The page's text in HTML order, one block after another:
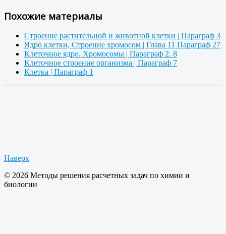
Похожие материалы
Строение растительной и животной клетки | Параграф 3
Ядро клетки, Строение хромосом | Глава 11 Параграф 27
Клеточное ядро. Хромосомы | Параграф 2. 8
Клеточное строение организма | Параграф 7
Клетка | Параграф 1
Наверх
© 2026 Методы решения расчетных задач по химии и
биологии